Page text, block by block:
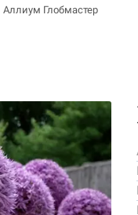
Аллиум Глобмастер